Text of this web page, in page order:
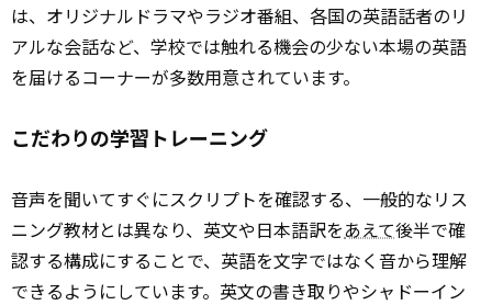
は、オリジナルドラマやラジオ番組、各国の英語話者のリ
アルな会話など、学校では触れる機会の少ない本場の英語
を届けるコーナーが多数用意されています。
こだわりの学習トレーニング
音声を聞いてすぐにスクリプトを確認する、一般的なリス
ニング教材とは異なり、英文や日本語訳をあえて後半で確
認する構成にすることで、英語を文字ではなく音から理解
できるようにしています。英文の書き取りやシャドーイン